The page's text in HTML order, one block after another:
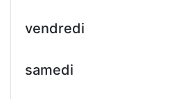
vendredi
samedi